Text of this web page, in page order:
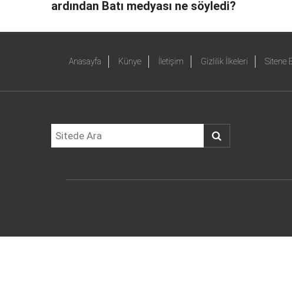
ardından Batı medyası ne söyledi?
Anasayfa Künye İletişim Gizlilik İlkeleri Sitene